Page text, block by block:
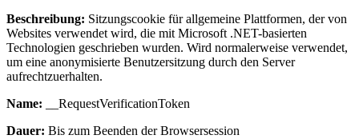
Beschreibung: Sitzungscookie für allgemeine Plattformen, der von
Websites verwendet wird, die mit Microsoft .NET-basierten
Technologien geschrieben wurden. Wird normalerweise verwendet,
um eine anonymisierte Benutzersitzung durch den Server
aufrechtzuerhalten.
Name: __RequestVerificationToken
Dauer: Bis zum Beenden der Browsersession